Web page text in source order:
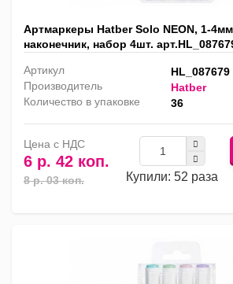
Артмаркеры Hatber Solo NEON, 1-
наконечник, набор 4шт.
Артикул
HL_087679
Производитель
Hatber
Количество в упаковке
36
Цена с НДС
6 р. 42 коп.
8 р. 03 коп. Купили: 52 раза